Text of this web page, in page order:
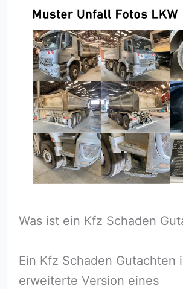
Was ist ein Kfz Schaden
Ein Kfz Schaden Gutachten
erweiterte Version eines